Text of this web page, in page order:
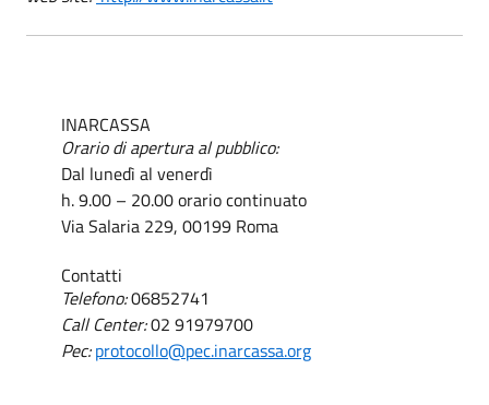
INARCASSA
Orario di apertura al pubblico:
Dal lunedì al venerdì
h. 9.00 – 20.00 orario continuato
Via Salaria 229, 00199 Roma
Contatti
Telefono:06852741
Call Center:02 91979700
Pec: protocollo@pec.inarcassa.org